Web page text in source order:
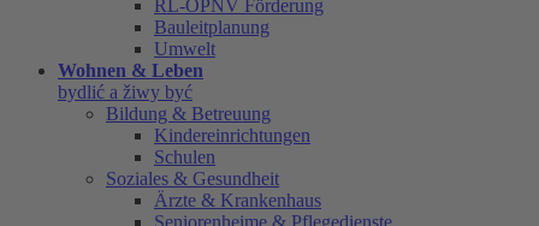
RL-ÖPNV Förderung
Bauleitplanung
Umwelt
Wohnen & Leben
bydlić a žiwy być
Bildung & Betreuung
Kindereinrichtungen
Schulen
Soziales & Gesundheit
Ärzte & Krankenhaus
Seniorenheime & Pflegedienste